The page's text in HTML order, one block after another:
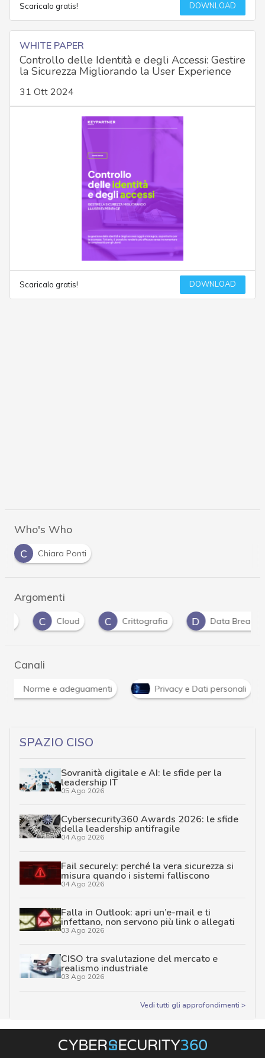
Scaricalo gratis! DOWNLOAD
WHITE PAPER
Controllo delle Identità e degli Accessi: Gestire
la Sicurezza Migliorando la User Experience
31 Ott 2024
Scaricalo gratis! DOWNLOAD
Who's Who
C
Chiara Ponti
Argomenti
Cloud Crittografia Data Breach
Canali
Norme e adeguamenti Privacy e Dati personali
SPAZIO CISO
Sovranità digitale e AI: le sfide per la
leadership IT
05 Ago 2026
Cybersecurity360 Awards 2026: le sfide
della leadership antifragile
04 Ago 2026
Fail securely: perché la vera sicurezza si
misura quando i sistemi falliscono
04 Ago 2026
Falla in Outlook: apri un’e-mail e ti
infettano, non servono più link o allegati
03 Ago 2026
CISO tra svalutazione del mercato e
realismo industriale
03 Ago 2026
Vedi tutti gli approfondimenti >